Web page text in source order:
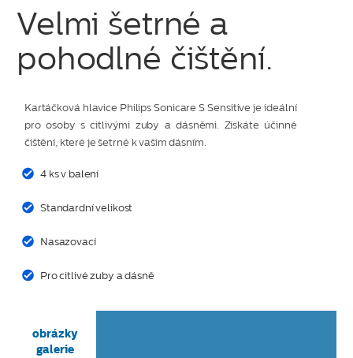
Velmi šetrné a
pohodlné čištění.
Kartáčková hlavice Philips Sonicare S Sensitive je ideální
pro osoby s citlivými zuby a dásněmi. Získáte účinné
čištění, které je šetrné k vašim dásním.
4 ks v balení
Standardní velikost
Nasazovací
Pro citlivé zuby a dásně
obrázky
galerie